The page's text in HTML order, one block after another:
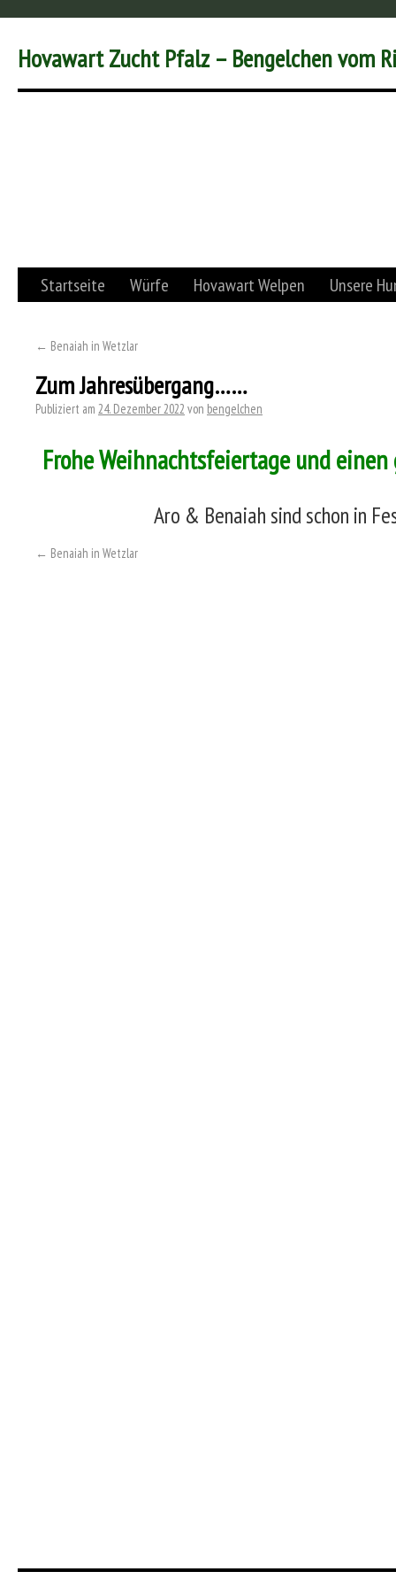
Hovawart Zucht Pfalz – Bengelchen vom
Startseite Würfe Hovawart Welpen Unsere
← Benaiah in Wetzlar
Zum Jahresübergang……
Publiziert am 24. Dezember 2022 von bengelchen
Frohe Weihnachtsfeiertage und einen
Aro & Benaiah sind schon in
← Benaiah in Wetzlar